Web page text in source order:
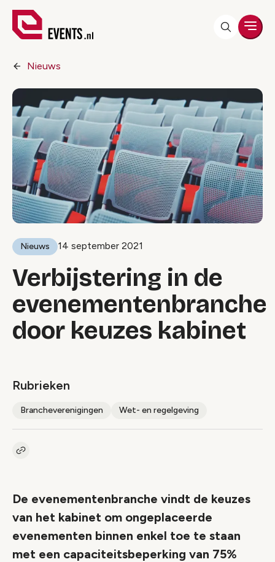
Nieuws
Nieuws 14 september 2021
Verbijstering in de
evenementenbranche
door keuzes kabinet
Rubrieken
Brancheverenigingen Wet- en regelgeving
Kopieer link naar artikel
De evenementenbranche vindt de keuzes
van het kabinet om ongeplaceerde
evenementen binnen enkel toe te staan
met een capaciteitsbeperking van 75%